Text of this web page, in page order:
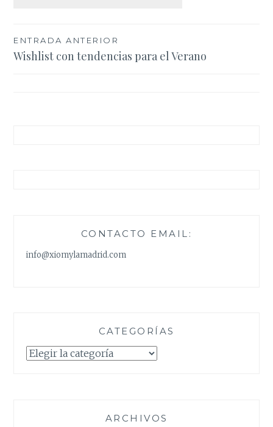
Navegación
de
ENTRADA ANTERIOR
Wishlist con tendencias para el Verano
CONTACTO EMAIL:
info@xiomylamadrid.com
CATEGORÍAS
Categorías
ARCHIVOS